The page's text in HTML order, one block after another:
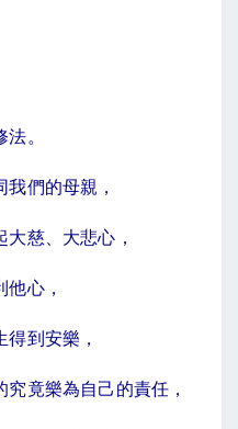
。
們的母親，
慈、大悲心，
心，
到安樂，
竟樂為自己的責任，